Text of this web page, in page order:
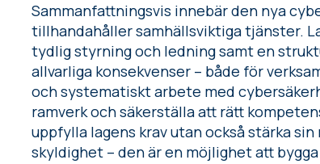
Sammanfattningsvis innebär den nya
tillhandahåller samhällsviktiga tjänster.
tydlig styrning och ledning samt en
allvarliga konsekvenser – både för
och systematiskt arbete med
ramverk och säkerställa att rätt
uppfylla lagens krav utan också stärka
skyldighet – den är en möjlighet att